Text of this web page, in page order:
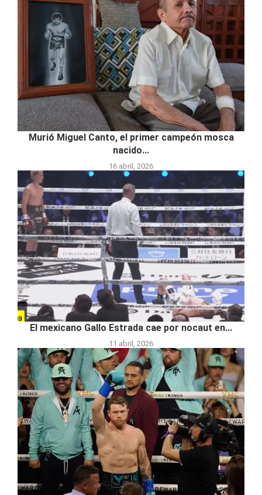
Murió Miguel Canto, el primer campeón mosca
nacido...
16 abril, 2026
El mexicano Gallo Estrada cae por nocaut en...
11 abril, 2026